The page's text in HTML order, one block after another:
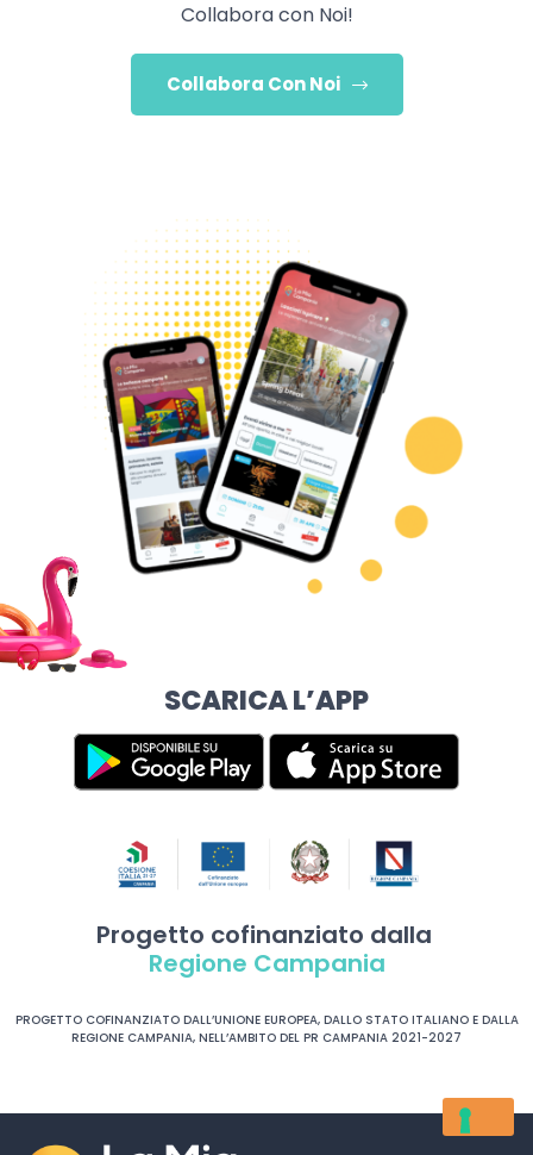
Collabora con Noi!
Collabora Con Noi
SCARICA L’APP
Progetto cofinanziato dalla
Regione Campania
PROGETTO COFINANZIATO DALL’UNIONE EUROPEA, DALLO STATO ITALIANO E DALLA
REGIONE CAMPANIA, NELL’AMBITO DEL PR CAMPANIA 2021-2027